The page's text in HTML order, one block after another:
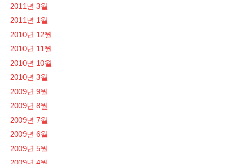
2011년 3월
2011년 1월
2010년 12월
2010년 11월
2010년 10월
2010년 3월
2009년 9월
2009년 8월
2009년 7월
2009년 6월
2009년 5월